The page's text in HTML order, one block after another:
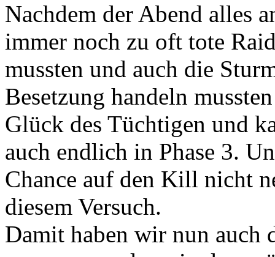
Nachdem der Abend alles
immer noch zu oft tote
mussten und auch die
Besetzung handeln
Glück des Tüchtigen und
auch endlich in Phase 3.
Chance auf den Kill nicht
diesem Versuch.
Damit haben wir nun auch